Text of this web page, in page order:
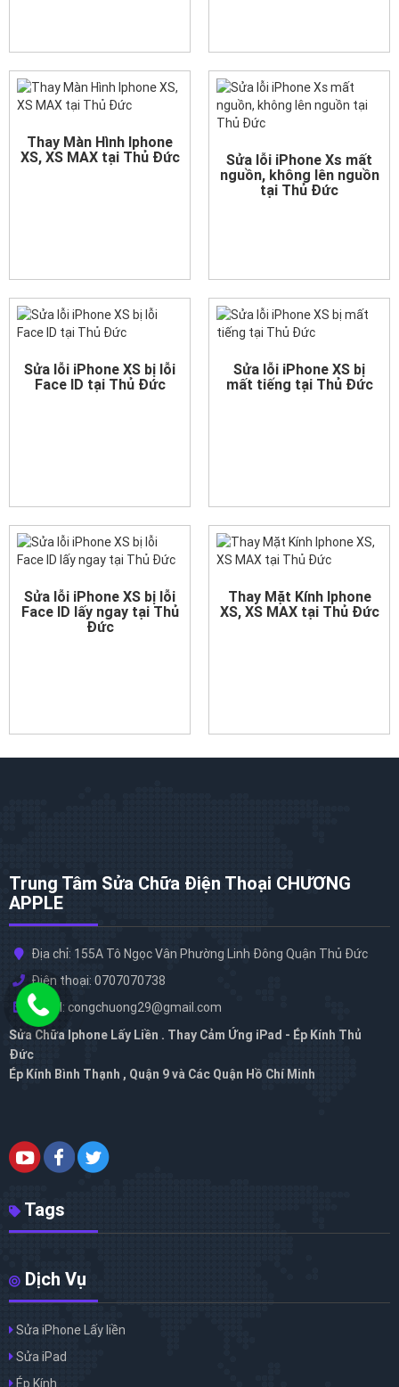
Thay Màn Hình Iphone
XS, XS MAX tại Thủ Đức
Sửa lỗi iPhone Xs mất
nguồn, không lên nguồn
tại Thủ Đức
Sửa lỗi iPhone XS bị lỗi
Face ID tại Thủ Đức
Sửa lỗi iPhone XS bị
mất tiếng tại Thủ Đức
Sửa lỗi iPhone XS bị lỗi
Face ID lấy ngay tại Thủ
Đức
Thay Mặt Kính Iphone
XS, XS MAX tại Thủ Đức
Trung Tâm Sửa Chữa Điện Thoại CHƯƠNG
APPLE
Địa chỉ: 155A Tô Ngọc Vân Phường Linh Đông Quận Thủ Đức
Điện thoại: 0707070738
Email: congchuong29@gmail.com
Sửa Chữa Iphone Lấy Liền . Thay Cảm Ứng iPad - Ép Kính Thủ
Đức
Ép Kính Bình Thạnh , Quận 9 và Các Quận Hồ Chí Minh
Tags
Dịch Vụ
Sửa iPhone Lấy liền
Sửa iPad
Ép Kính